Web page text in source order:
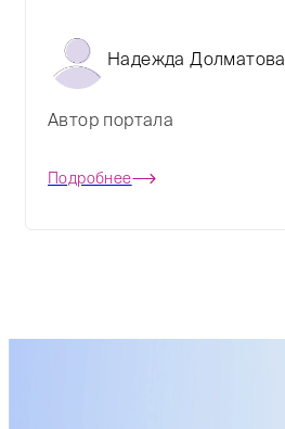
Надежда Долматова
Автор портала
Подробнее